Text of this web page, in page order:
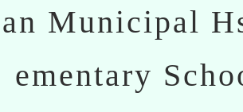
Municipal
ementary